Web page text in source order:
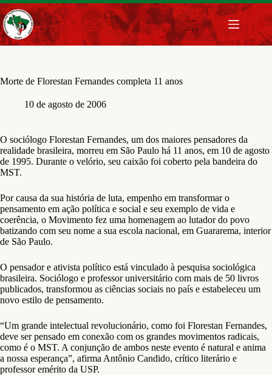
Pular
para
o
conteúdo
Morte de Florestan Fernandes completa 11 anos
10 de agosto de 2006
O sociólogo Florestan Fernandes, um dos maiores pensadores da
realidade brasileira, morreu em São Paulo há 11 anos, em 10 de agosto
de 1995. Durante o velório, seu caixão foi coberto pela bandeira do
MST.
Por causa da sua história de luta, empenho em transformar o
pensamento em ação política e social e seu exemplo de vida e
coerência, o Movimento fez uma homenagem ao lutador do povo
batizando com seu nome a sua escola nacional, em Guararema, interior
de São Paulo.
O pensador e ativista político está vinculado à pesquisa sociológica
brasileira. Sociólogo e professor universitário com mais de 50 livros
publicados, transformou as ciências sociais no país e estabeleceu um
novo estilo de pensamento.
“Um grande intelectual revolucionário, como foi Florestan Fernandes,
deve ser pensado em conexão com os grandes movimentos radicais,
como é o MST. A conjunção de ambos neste evento é natural e anima
a nossa esperança”, afirma Antônio Candido, crítico literário e
professor emérito da USP.